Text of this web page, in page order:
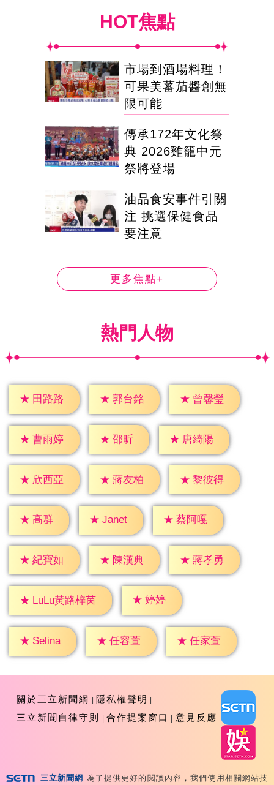
HOT焦點
市場到酒場料理！
可果美蕃茄醬創無
限可能
傳承172年文化祭
典 2026雞籠中元
祭將登場
油品食安事件引關
注 挑選保健食品
要注意
更多焦點+
熱門人物
★ 田路路 ★ 郭台銘 ★ 曾馨瑩
★ 曹雨婷 ★ 邵昕 ★ 唐綺陽
★ 欣西亞 ★ 蔣友柏 ★ 黎彼得
★ 高群 ★ Janet ★ 蔡阿嘎
★ 紀寶如 ★ 陳漢典 ★ 蔣孝勇
★ LuLu黃路梓茵 ★ 婷婷
★ Selina ★ 任容萱 ★ 任家萱
關於三立新聞網
隱私權聲明
三立新聞自律守則
合作提案窗口 意見反應
三立新聞網 為了提供更好的閱讀內容，我們使用相關網站技